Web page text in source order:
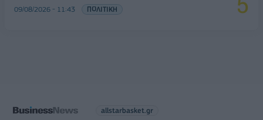
09/08/2026 - 11:43 ΠΟΛΙΤΙΚΗ
allstarbasket.gr